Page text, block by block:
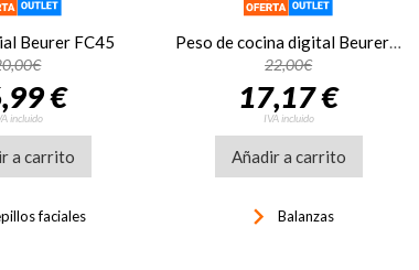
Beurer FC45
€
incluido
a carrito
faciales
Peso de cocina digital Beurer KS22, hasta 3 kg, fracciones 1 gramo, gris
22,00€
17,17 €
IVA incluido
Añadir a carrito
keyboard_arrow_right Balanzas